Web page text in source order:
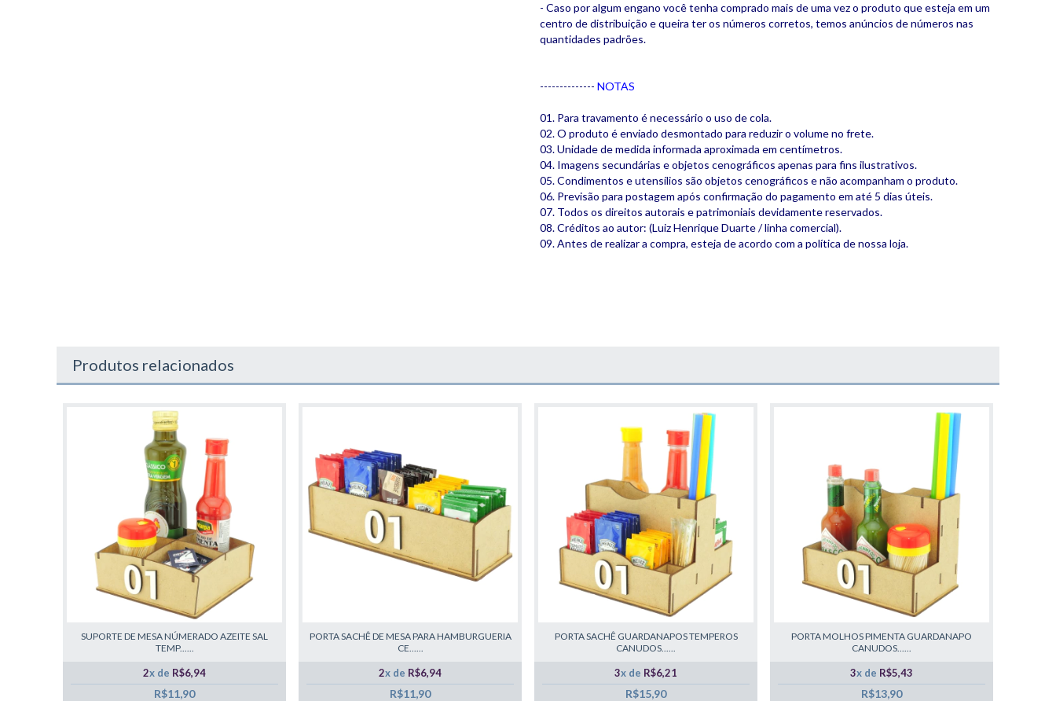
- Caso por algum engano você tenha comprado mais de uma vez o produto que esteja em um
centro de distribuição e queira ter os números corretos, temos anúncios de números nas
quantidades padrões.
-------------- NOTAS
01. Para travamento é necessário o uso de cola.
02. O produto é enviado desmontado para reduzir o volume no frete.
03. Unidade de medida informada aproximada em centímetros.
04. Imagens secundárias e objetos cenográficos apenas para fins ilustrativos.
05. Condimentos e utensílios são objetos cenográficos e não acompanham o produto.
06. Previsão para postagem após confirmação do pagamento em até 5 dias úteis.
07. Todos os direitos autorais e patrimoniais devidamente reservados.
08. Créditos ao autor: (Luiz Henrique Duarte / linha comercial).
09. Antes de realizar a compra, esteja de acordo com a política de nossa loja.
Produtos relacionados
SUPORTE DE MESA NÚMERADO AZEITE SAL
TEMP......
2x de R$6,94
R$11,90
PORTA SACHÊ DE MESA PARA HAMBURGUERIA
CE......
2x de R$6,94
R$11,90
PORTA SACHÊ GUARDANAPOS TEMPEROS
CANUDOS......
3x de R$6,21
R$15,90
PORTA MOLHOS PIMENTA GUARDANAPO
CANUDOS......
3x de R$5,43
R$13,90